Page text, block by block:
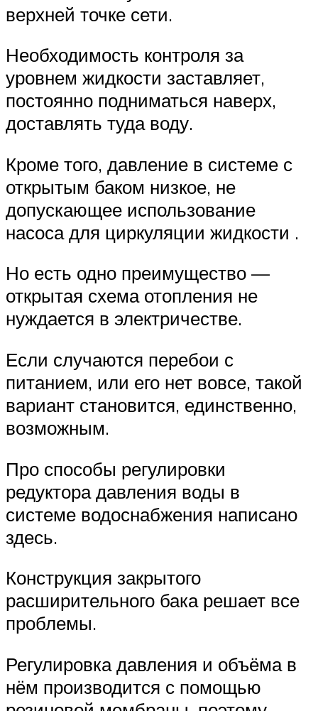
верхней точке сети.
Необходимость контроля за
уровнем жидкости заставляет,
постоянно подниматься наверх,
доставлять туда воду.
Кроме того, давление в системе с
открытым баком низкое, не
допускающее использование
насоса для циркуляции жидкости .
Но есть одно преимущество —
открытая схема отопления не
нуждается в электричестве.
Если случаются перебои с
питанием, или его нет вовсе, такой
вариант становится, единственно,
возможным.
Про способы регулировки
редуктора давления воды в
системе водоснабжения написано
здесь.
Конструкция закрытого
расширительного бака решает все
проблемы.
Регулировка давления и объёма в
нём производится с помощью